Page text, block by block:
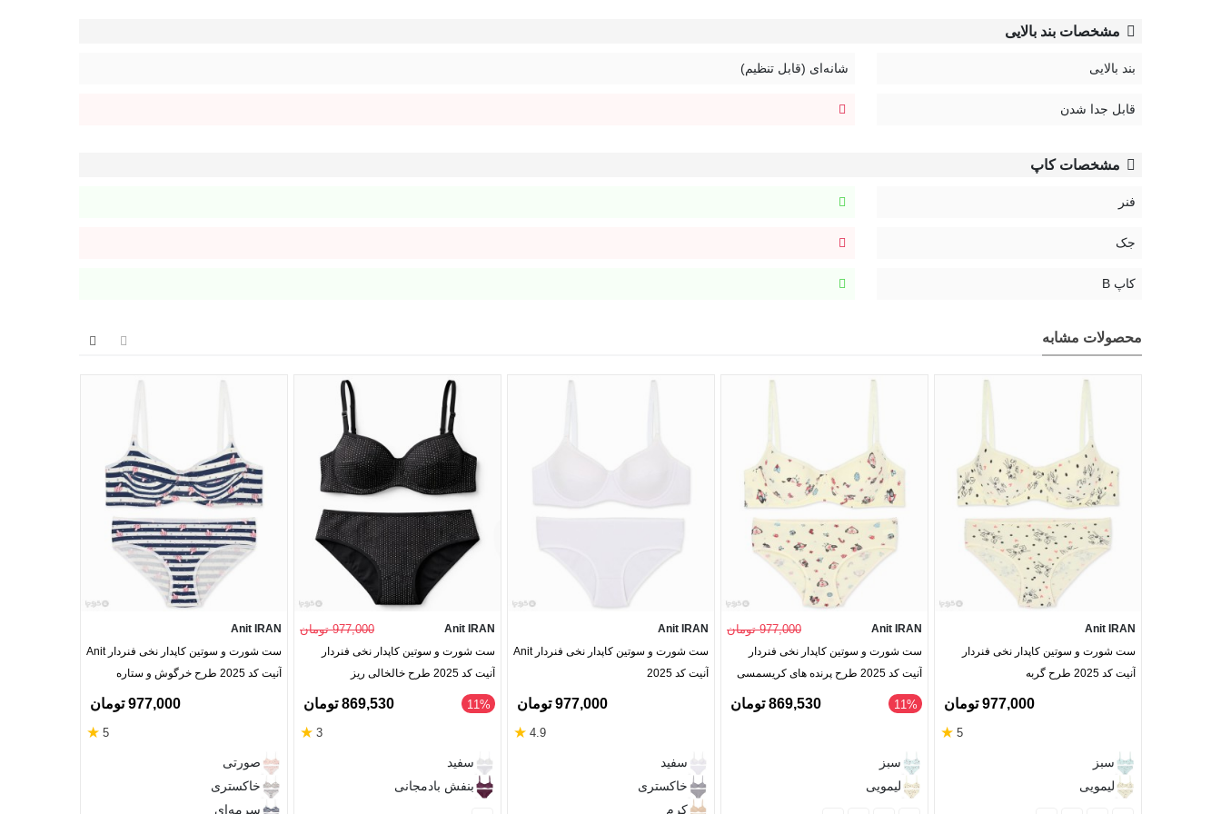
مشخصات بند بالایی
بند بالایی شانه‌ای (قابل تنظیم)
قابل جدا شدن
مشخصات کاپ
فنر
جک
کاپ B
محصولات مشابه
Anit IRAN
ست شورت و سوتین کاپدار نخی فنردار
آنیت کد 2025 طرح گربه
977,000 تومان
5
★
سبز
لیمویی
Anit IRAN 977,000 تومان
ست شورت و سوتین کاپدار نخی فنردار
آنیت کد 2025 طرح پرنده های کریسمسی
‎11% 869,530 تومان
سبز
لیمویی
Anit IRAN
ست شورت و سوتین کاپدار نخی فنردار Anit
آنیت کد 2025
977,000 تومان
4.9
★
سفید
خاکستری
کرم
Anit IRAN 977,000 تومان
ست شورت و سوتین کاپدار نخی فنردار
آنیت کد 2025 طرح خالخالی ریز
‎11% 869,530 تومان
3
★
سفید
بنفش بادمجانی
Anit IRAN
ست شورت و سوتین کاپدار نخی فنردار Anit
آنیت کد 2025 طرح خرگوش و ستاره
977,000 تومان
5
★
صورتی
خاکستری
سرمه‌ای